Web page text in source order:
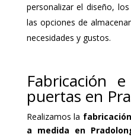
personalizar el diseño,
las opciones de
necesidades y gustos.
Fabricación
puertas en
Realizamos la
a medida en